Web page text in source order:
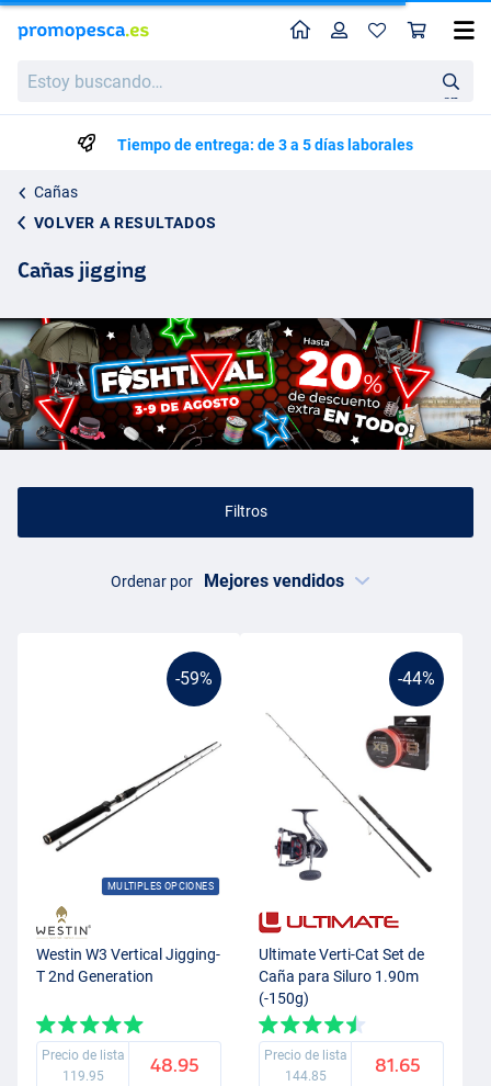
buscando…
en
Perfil
Tiempo de entrega: de 3 a 5 días laborales
Cañas
VOLVER A RESULTADOS
Cañas jigging
Filtros
Ordenar por
-59%
MULTIPLES OPCIONES
Westin W3 Vertical Jigging-
T 2nd Generation
Precio de lista
119.95
48.95
-44%
Ultimate Verti-Cat Set de
Caña para Siluro 1.90m
(-150g)
Precio de lista
144.85
81.65